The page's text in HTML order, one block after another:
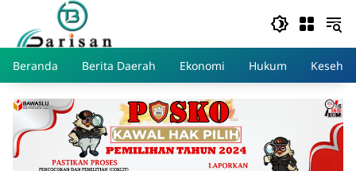
content
Beranda
Berita Daerah Ekonomi Hukum